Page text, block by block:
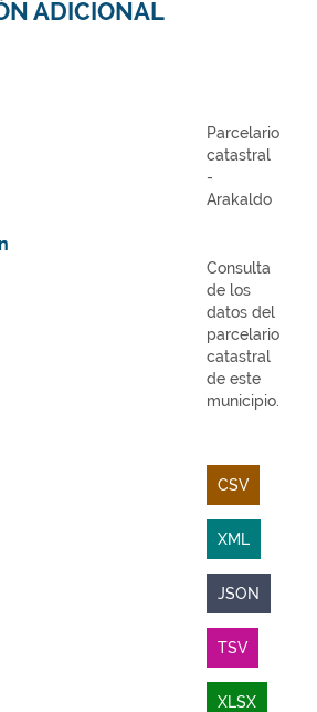
ADICIONAL
Parcelario
catastral
-
Arakaldo
Consulta
de los
datos del
parcelario
catastral
de este
municipio.
CSV
XML
JSON
TSV
XLSX